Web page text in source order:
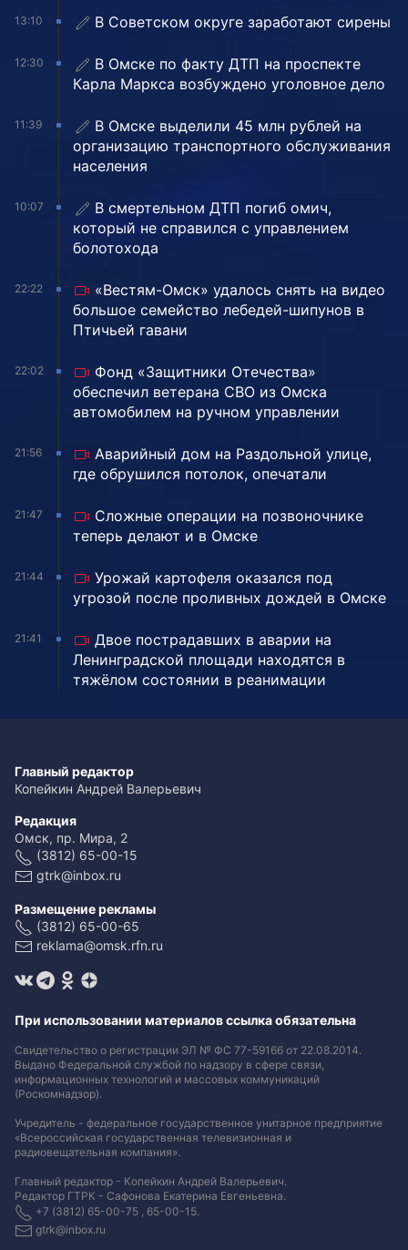
13:10 В Советском округе заработают сирены
12:30
В Омске по факту ДТП на проспекте
Карла Маркса возбуждено уголовное дело
11:39
В Омске выделили 45 млн рублей на
организацию транспортного обслуживания
населения
10:07
В смертельном ДТП погиб омич,
который не справился с управлением
болотохода
22:22
«Вестям-Омск» удалось снять на видео
большое семейство лебедей-шипунов в
Птичьей гавани
22:02
Фонд «Защитники Отечества»
обеспечил ветерана СВО из Омска
автомобилем на ручном управлении
21:56
Аварийный дом на Раздольной улице,
где обрушился потолок, опечатали
21:47
Сложные операции на позвоночнике
теперь делают и в Омске
21:44
Урожай картофеля оказался под
угрозой после проливных дождей в Омске
21:41
Двое пострадавших в аварии на
Ленинградской площади находятся в
тяжёлом состоянии в реанимации
Главный редактор
Копейкин Андрей Валерьевич
Редакция
Омск, пр. Мира, 2
(3812) 65-00-15
gtrk@inbox.ru
Размещение рекламы
(3812) 65-00-65
reklama@omsk.rfn.ru
При использовании материалов ссылка обязательна
Свидетельство о регистрации ЭЛ № ФС 77-59166 от 22.08.2014.
Выдано Федеральной службой по надзору в сфере связи,
информационных технологий и массовых коммуникаций
(Роскомнадзор).
Учредитель - федеральное государственное унитарное предприятие
«Всероссийская государственная телевизионная и
радиовещательная компания».
Главный редактор - Копейкин Андрей Валерьевич.
Редактор ГТРК - Сафонова Екатерина Евгеньевна.
+7 (3812) 65-00-75 , 65-00-15.
gtrk@inbox.ru